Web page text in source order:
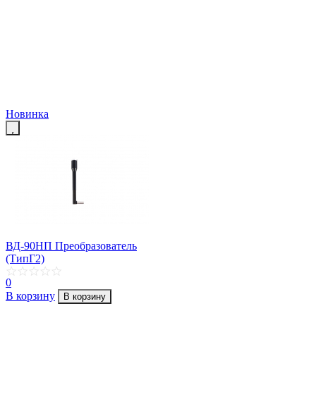
Новинка
ВД-90НП Преобразователь
(ТипГ2)
0
В корзину
В корзину